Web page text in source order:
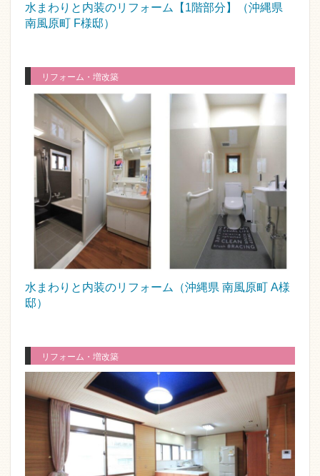
水まわりと内装のリフォーム【1階部分】（沖縄県
南風原町 F様邸）
リフォーム・増改築
水まわりと内装のリフォーム（沖縄県 南風原町 A様
邸）
リフォーム・増改築